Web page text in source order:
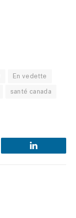
En vedette
santé canada
LinkedIn